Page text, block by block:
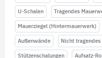
U-Schalen Tragendes
Mauerziegel (Hintermauerwerk)
Außenwände Nicht
Stützenschalungen Aufsatz-